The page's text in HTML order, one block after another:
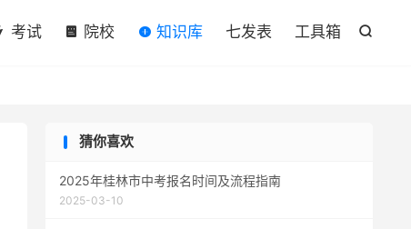

考试 院校 知识库 七发表 工具箱
猜你喜欢
2025年桂林市中考报名时间及流程指南
2025-03-10